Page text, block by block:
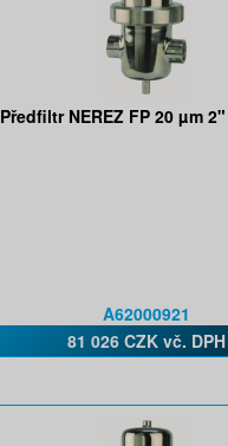
Předfiltr NEREZ FP 20 µm
A62000921
81 026 CZK vč. DPH